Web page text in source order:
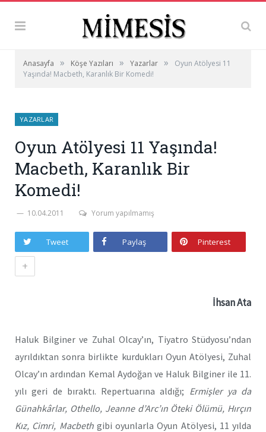
Anasayfa » Köşe Yazıları » Yazarlar »
Oyun Atölyesi 11
Yaşında! Macbeth, Karanlık Bir Komedi!
YAZARLAR
Oyun Atölyesi 11 Yaşında!
Macbeth, Karanlık Bir
Komedi!
10.04.2011 Yorum yapılmamış
Tweet Paylaş Pinterest
+
İhsan Ata
Haluk Bilginer ve Zuhal Olcay’ın, Tiyatro Stüdyosu’ndan
ayrıldıktan sonra birlikte kurdukları Oyun Atölyesi, Zuhal
Olcay’ın ardından Kemal Aydoğan ve Haluk Bilginer ile 11.
yılı geri de bıraktı. Repertuarına aldığı; Ermişler ya da
Günahkârlar, Othello, Jeanne d’Arc’ın Öteki Ölümü, Hırçın
Kız, Cimri, Macbethgibi oyunlarla Oyun Atölyesi, 11 yılda